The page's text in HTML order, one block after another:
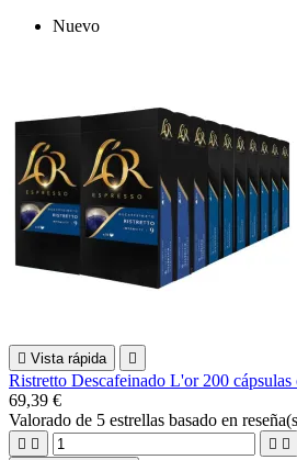
Nuevo
 Vista rápida 
Ristretto Descafeinado L'or 200 cápsulas
69,39 €
Valorado de 5 estrellas basado en
   